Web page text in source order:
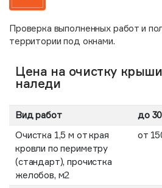
Проверка выполненных работ и
территории под окнами.
Цена на очистку
наледи
Вид работ до
Очистка 1,5 м от края
кровли по периметру
(стандарт), прочистка
желобов, м2
от